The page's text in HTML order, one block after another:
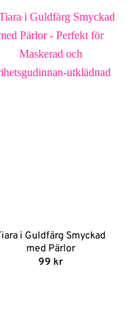
i Guldfärg Smyckad
med Pärlor
99 kr